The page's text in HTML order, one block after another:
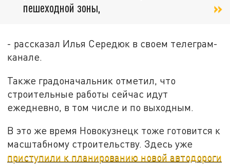
пешеходной зоны,
- рассказал Илья Середюк в своем телеграм-
канале.
Также градоначальник отметил, что
строительные работы сейчас идут
ежедневно, в том числе и по выходным.
В это же время Новокузнецк тоже готовится к
масштабному строительству. Здесь уже
приступили к планированию новой автодороги